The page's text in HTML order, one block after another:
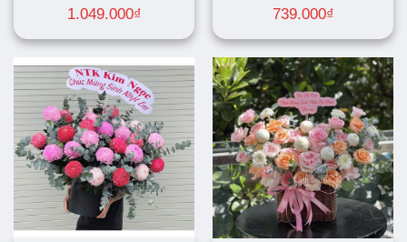
1.049.000₫ 739.000₫